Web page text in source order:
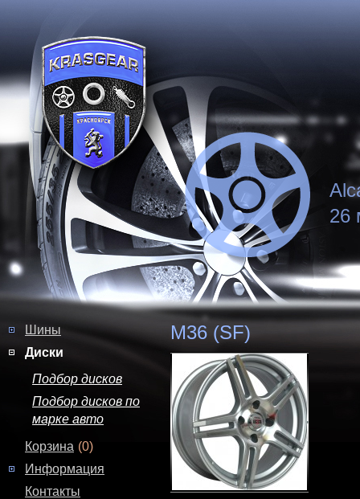
26
Шины
Диски
Подбор дисков
Подбор дисков по
марке авто
Корзина (0)
Информация
Контакты
M36 (SF)